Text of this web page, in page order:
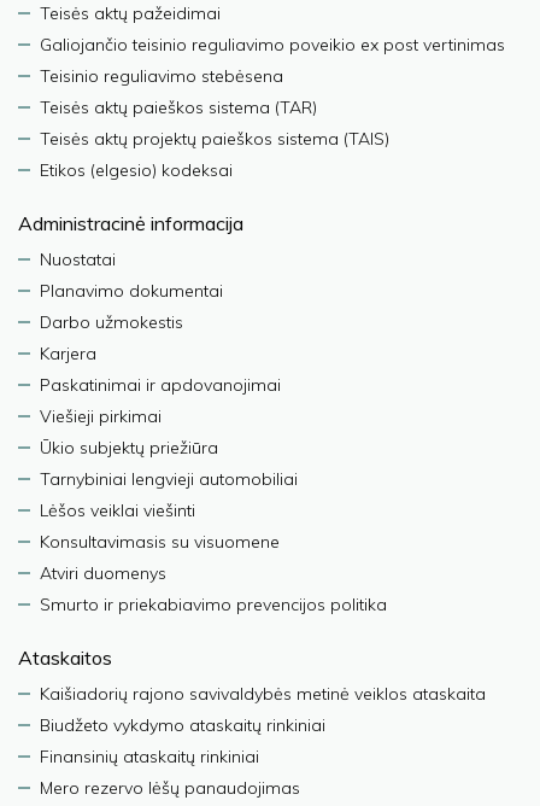
Teisės aktų pažeidimai
Galiojančio teisinio reguliavimo poveikio ex post vertinimas
Teisinio reguliavimo stebėsena
Teisės aktų paieškos sistema (TAR)
Teisės aktų projektų paieškos sistema (TAIS)
Etikos (elgesio) kodeksai
Administracinė informacija
Nuostatai
Planavimo dokumentai
Darbo užmokestis
Karjera
Paskatinimai ir apdovanojimai
Viešieji pirkimai
Ūkio subjektų priežiūra
Tarnybiniai lengvieji automobiliai
Lėšos veiklai viešinti
Konsultavimasis su visuomene
Atviri duomenys
Smurto ir priekabiavimo prevencijos politika
Ataskaitos
Kaišiadorių rajono savivaldybės metinė veiklos ataskaita
Biudžeto vykdymo ataskaitų rinkiniai
Finansinių ataskaitų rinkiniai
Mero rezervo lėšų panaudojimas